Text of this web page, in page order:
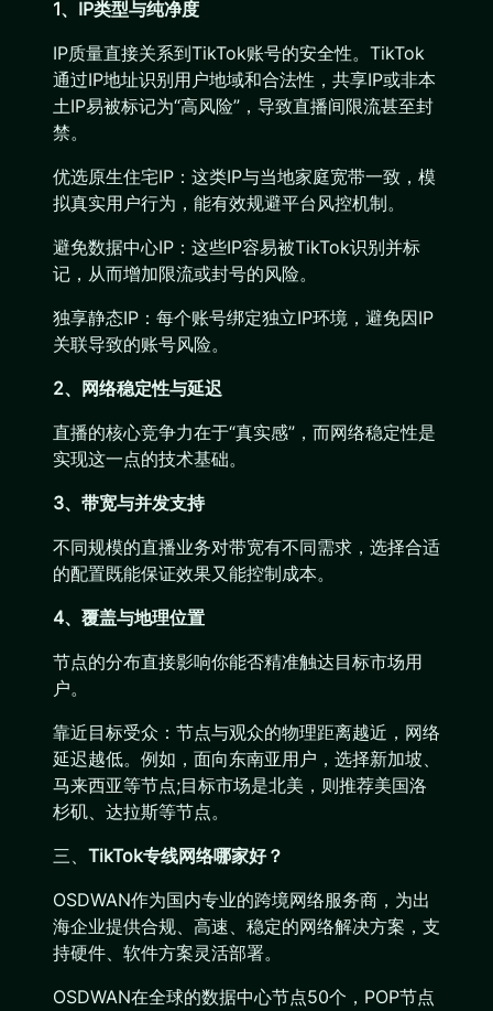
1、IP类型与纯净度
IP质量直接关系到TikTok账号的安全性。TikTok
通过IP地址识别用户地域和合法性，共享IP或非本
土IP易被标记为“高风险”，导致直播间限流甚至封
禁。
优选原生住宅IP：这类IP与当地家庭宽带一致，模
拟真实用户行为，能有效规避平台风控机制。
避免数据中心IP：这些IP容易被TikTok识别并标
记，从而增加限流或封号的风险。
独享静态IP：每个账号绑定独立IP环境，避免因IP
关联导致的账号风险。
2、网络稳定性与延迟
直播的核心竞争力在于“真实感”，而网络稳定性是
实现这一点的技术基础。
3、带宽与并发支持
不同规模的直播业务对带宽有不同需求，选择合适
的配置既能保证效果又能控制成本。
4、覆盖与地理位置
节点的分布直接影响你能否精准触达目标市场用
户。
靠近目标受众：节点与观众的物理距离越近，网络
延迟越低。例如，面向东南亚用户，选择新加坡、
马来西亚等节点;目标市场是北美，则推荐美国洛
杉矶、达拉斯等节点。
三、 TikTok专线网络哪家好？
OSDWAN作为国内专业的跨境网络服务商，为出
海企业提供合规、高速、稳定的网络解决方案，支
持硬件、软件方案灵活部署。
OSDWAN在全球的数据中心节点50个，POP节点